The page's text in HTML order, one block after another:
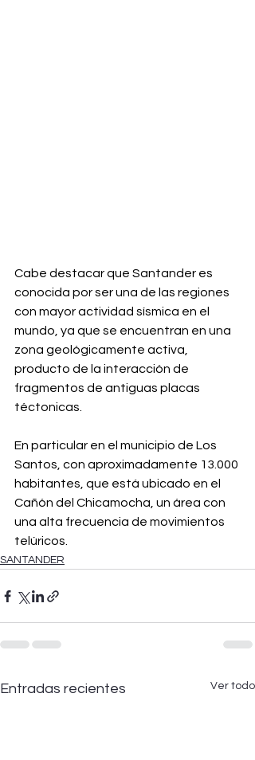
Cabe destacar que Santander es
conocida por ser una de las regiones
con mayor actividad sísmica en el
mundo, ya que se encuentran en una
zona geológicamente activa,
producto de la interacción de
fragmentos de antiguas placas
téctonicas.
En particular en el municipio de Los
Santos, con aproximadamente 13.000
habitantes, que está ubicado en el
Cañón del Chicamocha, un área con
una alta frecuencia de movimientos
telúricos.
SANTANDER
Entradas recientes Ver todo